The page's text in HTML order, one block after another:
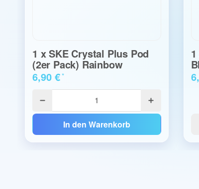
1 x SKE Crystal Plus Pod
(2er Pack) Rainbow
6,90 €*
In den Warenkorb
1